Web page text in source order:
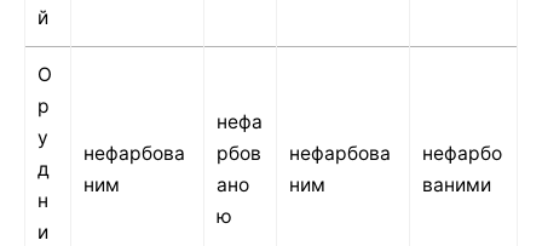
й
О
р
у
д
н
и
нефарбова
ним
нефа
рбов
ано
ю
нефарбова
ним
нефарбо
ваними